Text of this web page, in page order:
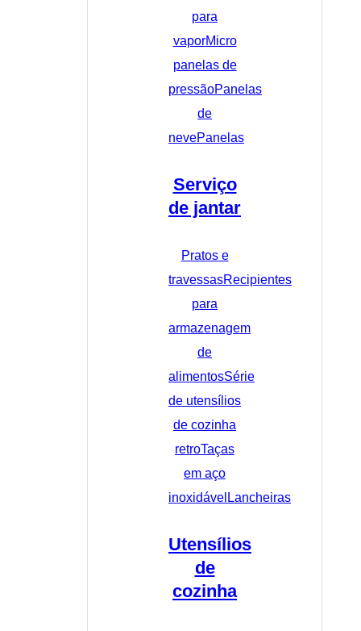
para
vaporMicro
panelas de
pressãoPanelas
de
nevePanelas
Serviço
de jantar
Pratos e
travessasRecipientes
para
armazenagem
de
alimentosSérie
de utensílios
de cozinha
retroTaças
em aço
inoxidável Lancheiras
Utensílios
de
cozinha